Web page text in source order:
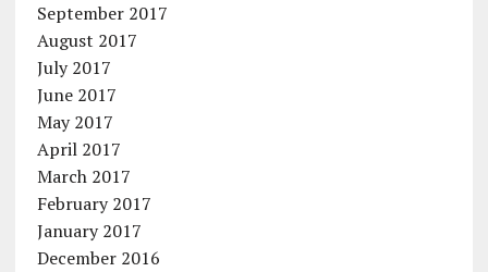
September 2017
August 2017
July 2017
June 2017
May 2017
April 2017
March 2017
February 2017
January 2017
December 2016